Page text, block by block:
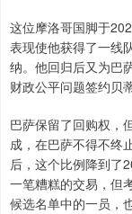
这位摩洛哥国脚于
表现使他获得了一线
纳。他回归后又为巴
财政公平问题签约贝
巴萨保留了回购权，
成，在巴萨不得不终
后，这个比例降到了
一笔糟糕的交易，但
候选名单中的一员，